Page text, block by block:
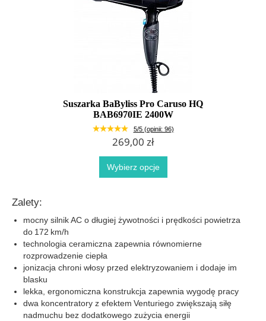
Suszarka BaByliss Pro Caruso HQ
BAB6970IE 2400W
5/5 (opinii: 96)
269,00 zł
Wybierz opcje
Zalety:
mocny silnik AC o długiej żywotności i prędkości powietrza
do 172 km/h
technologia ceramiczna zapewnia równomierne
rozprowadzenie ciepła
jonizacja chroni włosy przed elektryzowaniem i dodaje im
blasku
lekka, ergonomiczna konstrukcja zapewnia wygodę pracy
dwa koncentratory z efektem Venturiego zwiększają siłę
nadmuchu bez dodatkowego zużycia energii